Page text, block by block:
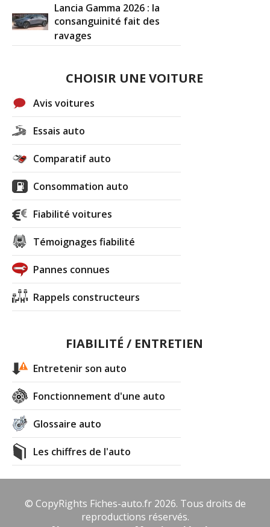
Lancia Gamma 2026 : la
consanguinité fait des
ravages
CHOISIR UNE VOITURE
Avis voitures
Essais auto
Comparatif auto
Consommation auto
Fiabilité voitures
Témoignages fiabilité
Pannes connues
Rappels constructeurs
FIABILITÉ / ENTRETIEN
Entretenir son auto
Fonctionnement d'une auto
Glossaire auto
Les chiffres de l'auto
© CopyRights Fiches-auto.fr 2026. Tous droits de
reproductions réservés.